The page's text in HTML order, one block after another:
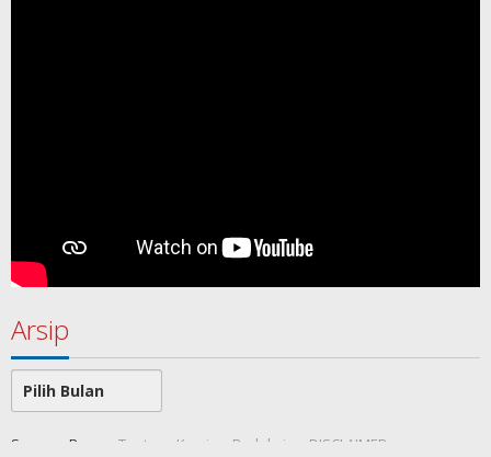
Arsip
Arsip
SamawaRea Tentang Kami Redaksi
DISCLAIMER